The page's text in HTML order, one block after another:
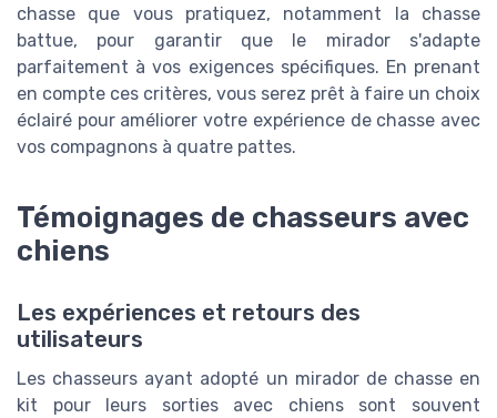
chasse que vous pratiquez, notamment la chasse
battue, pour garantir que le mirador s'adapte
parfaitement à vos exigences spécifiques. En prenant
en compte ces critères, vous serez prêt à faire un choix
éclairé pour améliorer votre expérience de chasse avec
vos compagnons à quatre pattes.
Témoignages de chasseurs avec
chiens
Les expériences et retours des
utilisateurs
Les chasseurs ayant adopté un mirador de chasse en
kit pour leurs sorties avec chiens sont souvent